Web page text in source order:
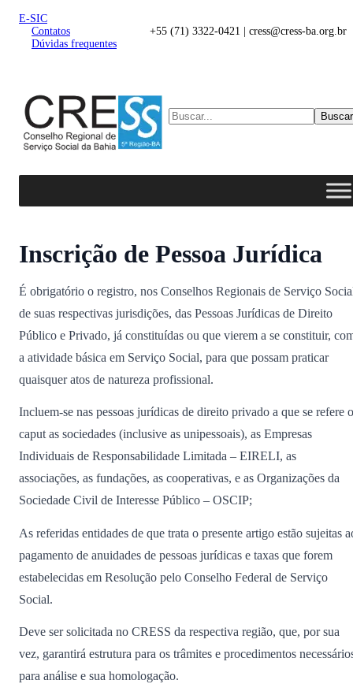
E-SIC
Contatos
Dúvidas frequentes
+55 (71) 3322-0421 | cress@cress-ba.org.br
Buscar
Inscrição de Pessoa Jurídica
É obrigatório o registro, nos Conselhos Regionais de Serviço
de suas respectivas jurisdições, das Pessoas Jurídicas de Direito
Público e Privado, já constituídas ou que vierem a se constituir,
a atividade básica em Serviço Social, para que possam praticar
quaisquer atos de natureza profissional.
Incluem-se nas pessoas jurídicas de direito privado a que se refere o
caput as sociedades (inclusive as unipessoais), as Empresas
Individuais de Responsabilidade Limitada – EIRELI, as
associações, as fundações, as cooperativas, e as Organizações da
Sociedade Civil de Interesse Público – OSCIP;
As referidas entidades de que trata o presente artigo estão sujeitas
pagamento de anuidades de pessoas jurídicas e taxas que forem
estabelecidas em Resolução pelo Conselho Federal de Serviço
Social.
Deve ser solicitada no CRESS da respectiva região, que, por sua
vez, garantirá estrutura para os trâmites e procedimentos
para análise e sua homologação.